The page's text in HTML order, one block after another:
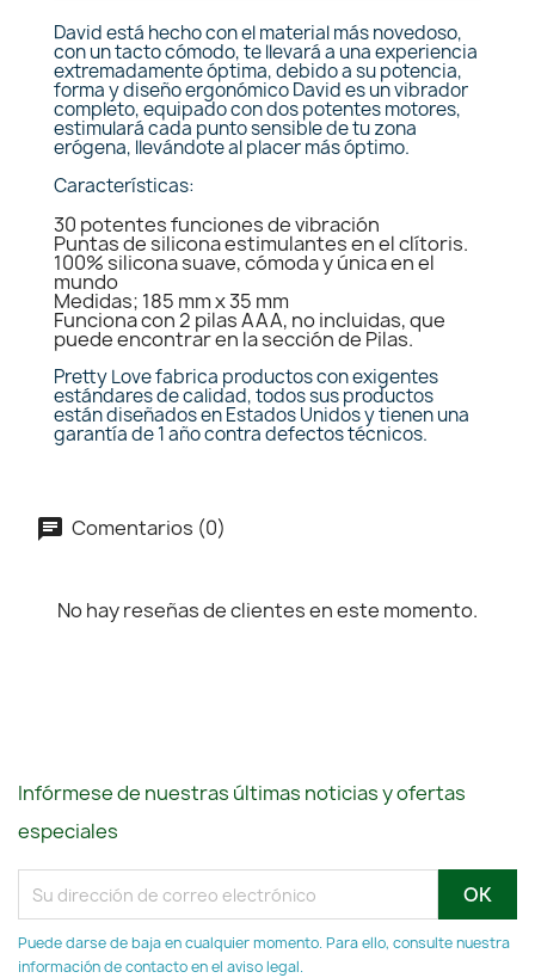
David está hecho con el material más novedoso,
con un tacto cómodo, te llevará a una experiencia
extremadamente óptima, debido a su potencia,
forma y diseño ergonómico David es un vibrador
completo, equipado con dos potentes motores,
estimulará cada punto sensible de tu zona
erógena, llevándote al placer más óptimo.
Características:
30 potentes funciones de vibración
Puntas de silicona estimulantes en el clítoris.
100% silicona suave, cómoda y única en el
mundo
Medidas; 185 mm x 35 mm
Funciona con 2 pilas AAA, no incluidas, que
puede encontrar en la sección de Pilas.
Pretty Love fabrica productos con exigentes
estándares de calidad, todos sus productos
están diseñados en Estados Unidos y tienen una
garantía de 1 año contra defectos técnicos.
Comentarios (0)
No hay reseñas de clientes en este momento.
Infórmese de nuestras últimas noticias y ofertas
especiales
Puede darse de baja en cualquier momento. Para ello, consulte nuestra
información de contacto en el aviso legal.